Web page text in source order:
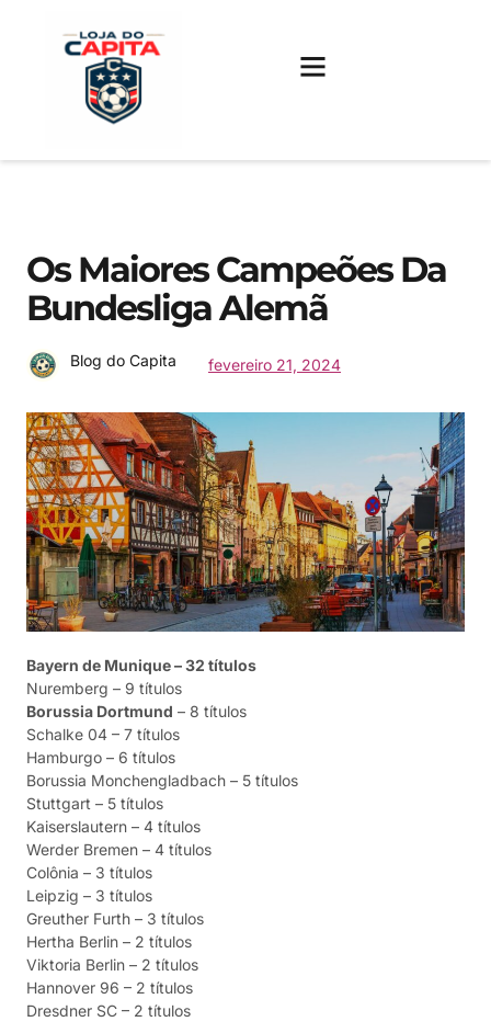
Os Maiores Campeões Da
Bundesliga Alemã
Blog do Capita fevereiro 21, 2024
Bayern de Munique – 32 títulos
Nuremberg – 9 títulos
Borussia Dortmund – 8 títulos
Schalke 04 – 7 títulos
Hamburgo – 6 títulos
Borussia Monchengladbach – 5 títulos
Stuttgart – 5 títulos
Kaiserslautern – 4 títulos
Werder Bremen – 4 títulos
Colônia – 3 títulos
Leipzig – 3 títulos
Greuther Furth – 3 títulos
Hertha Berlin – 2 títulos
Viktoria Berlin – 2 títulos
Hannover 96 – 2 títulos
Dresdner SC – 2 títulos